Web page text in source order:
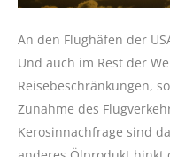
An den Flughäfen der
Und auch im Rest der
Reisebeschränkungen,
Zunahme des
Kerosinnachfrage sind